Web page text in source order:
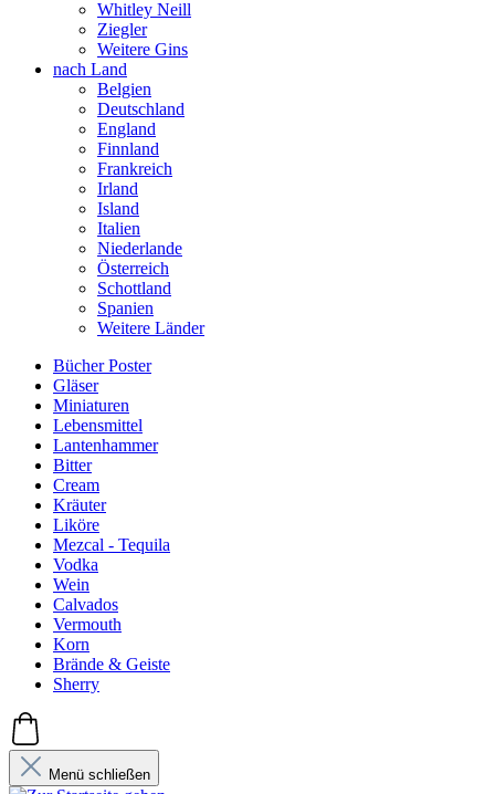
Whitley Neill
Ziegler
Weitere Gins
nach Land
Belgien
Deutschland
England
Finnland
Frankreich
Irland
Island
Italien
Niederlande
Österreich
Schottland
Spanien
Weitere Länder
Bücher Poster
Gläser
Miniaturen
Lebensmittel
Lantenhammer
Bitter
Cream
Kräuter
Liköre
Mezcal - Tequila
Vodka
Wein
Calvados
Vermouth
Korn
Brände & Geiste
Sherry
Menü schließen